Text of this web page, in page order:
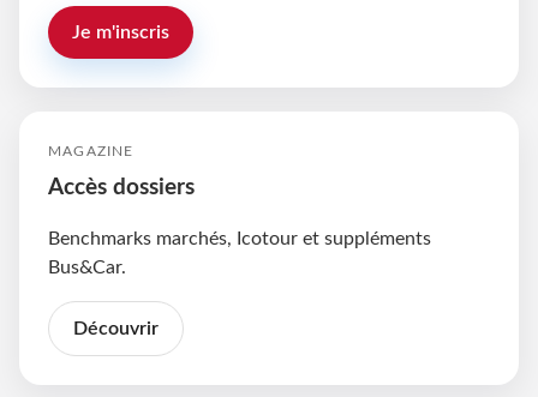
Je m'inscris
MAGAZINE
Accès dossiers
Benchmarks marchés, Icotour et suppléments
Bus&Car.
Découvrir